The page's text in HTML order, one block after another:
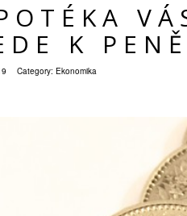
K
Category: Ekonomika